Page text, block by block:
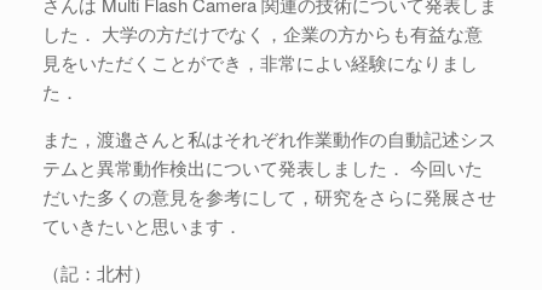
した． 大学の方だけでなく，企業の方からも有益な意
見をいただくことができ，非常によい経験になりまし
た．
また，渡邉さんと私はそれぞれ作業動作の自動記述シス
テムと異常動作検出について発表しました． 今回いた
だいた多くの意見を参考にして，研究をさらに発展させ
ていきたいと思います．
（記：北村）